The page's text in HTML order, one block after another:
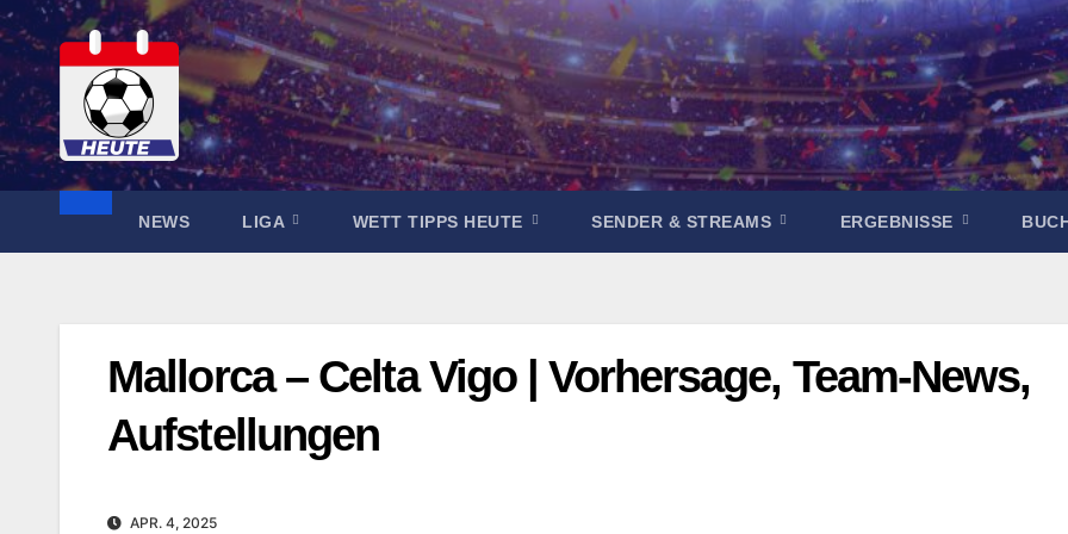
Zum
Inhalt
springen
NEWS LIGA WETT TIPPS HEUTE SENDER & STREAMS ERGEBNISSE
Mallorca – Celta Vigo | Vorhersage, Team-News,
Aufstellungen
APR. 4, 2025